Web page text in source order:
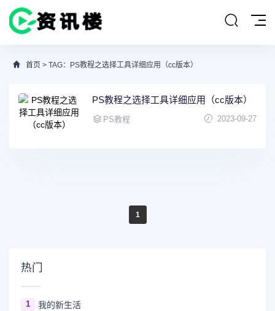
首页 > TAG：PS教程之选择工具详细应用（cc版本）
PS教程之选择工具详细应用（cc版本）
PS教程 2023-09-27
1
热门
1 我的新生活